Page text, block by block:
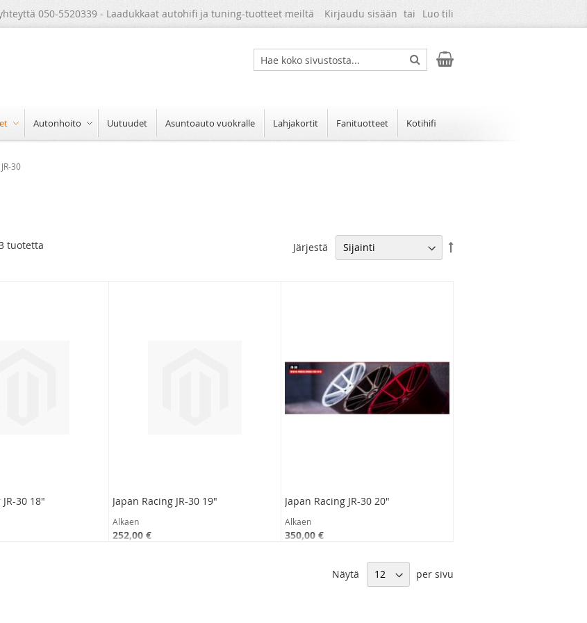
050-5520339 - Laadukkaat autohifi ja tuning-tuotteet meiltä Kirjaudu sisään Luo tili
Search Search
Ostoskori
Autonhoito Uutuudet Asuntoauto vuokralle Lahjakortit Fanituotteet Kotihifi
30
tuotetta Järjestä
Aseta
30 18" Japan Racing JR-30 19"
Alkaen
252,00 €
Japan Racing JR-30 20"
Alkaen
350,00 €
Näytä per sivu